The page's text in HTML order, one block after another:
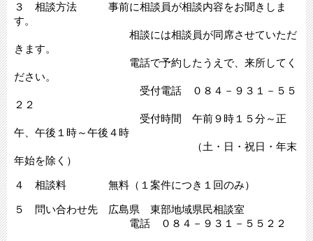
３ 相談方法 事前に相談員が相談内容をお聞きしま
す。
相談には相談員が同席させていただ
きます。
電話で予約したうえで、来所してく
ださい。
受付電話 ０８４－９３１－５５
２２
受付時間 午前９時１５分～正
午、午後１時～午後４時
（土・日・祝日・年末
年始を除く）
４ 相談料 無料（１案件につき１回のみ）
５ 問い合わせ先 広島県 東部地域県民相談室
電話 ０８４－９３１－５５２２